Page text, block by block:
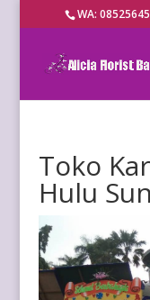
WA:
Toko
Hulu